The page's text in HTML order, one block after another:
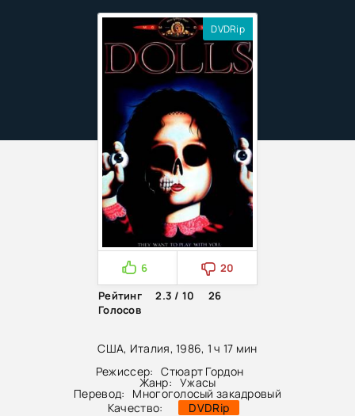
США, Италия, 1986, 1 ч 17 мин
Режиссер:
Стюарт Гордон
Жанр: Ужасы
Перевод:
Многоголосый закадровый
Качество:
DVDRip
DVDRip
6
20
Рейтинг
2.3 / 10
26
Голосов